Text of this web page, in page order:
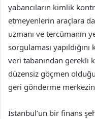
yabancıların kimlik
etmeyenlerin araçlara
uzmanı ve tercümanın
sorgulaması
veri tabanından gerekli
düzensiz göçmen
geri gönderme
İstanbul’un bir finans